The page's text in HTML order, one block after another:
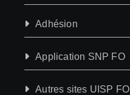
Adhésion
Application SNP FO
Autres sites UISP FO